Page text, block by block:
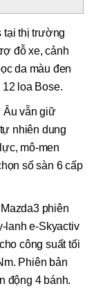
tại thị trường
đỗ xe, cảnh
da màu đen
loa Bose.
Âu vẫn giữ
nhiên dung
mô-men
số sàn 6 cấp
phiên
lanh e-Skyactiv
công suất tối
Phiên bản
động 4 bánh.